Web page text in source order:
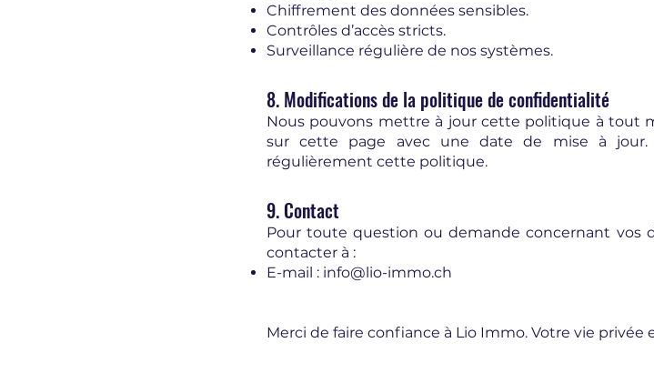
Chiffrement des données sensibles.
Contrôles d’accès stricts.
Surveillance régulière de nos systèmes.
8. Modifications de la politique de confidentialité
Nous pouvons mettre à jour cette politique à tout
sur cette page avec une date de mise à jour.
régulièrement cette politique.
9. Contact
Pour toute question ou demande concernant vos
contacter à :
E-mail : info@lio-immo.ch
Merci de faire confiance à Lio Immo. Votre vie privée